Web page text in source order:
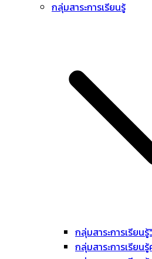
กลุ่มสาระการเรียนรู้
กลุ่มสาระการเรียน
กลุ่มสาระการเรีย